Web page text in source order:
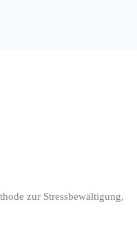
zur Stressbewältigung,